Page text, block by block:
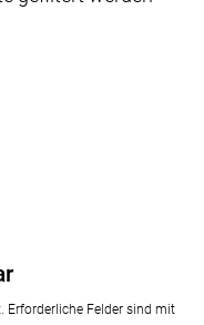
Erforderliche Felder sind mit